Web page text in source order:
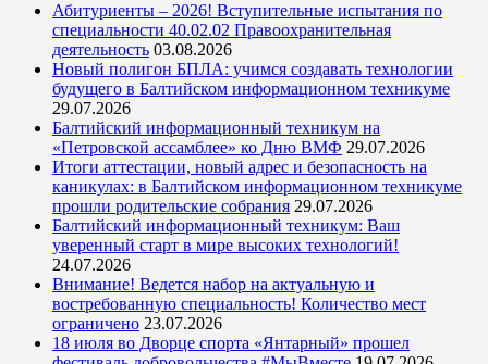
Абитуриенты – 2026! Вступительные испытания по
специальности 40.02.02 Правоохранительная
деятельность 03.08.2026
Новый полигон БПЛА: учимся создавать технологии
будущего в Балтийском информационном техникуме
29.07.2026
Балтийский информационный техникум на
«Петровской ассамблее» ко Дню ВМФ 29.07.2026
Итоги аттестации, новый адрес и безопасность на
каникулах: в Балтийском информационном техникуме
прошли родительские собрания 29.07.2026
Балтийский информационный техникум: Ваш
уверенный старт в мире высоких технологий!
24.07.2026
Внимание! Ведется набор на актуальную и
востребованную специальность! Количество мест
ограничено 23.07.2026
18 июля во Дворце спорта «Янтарный» прошел